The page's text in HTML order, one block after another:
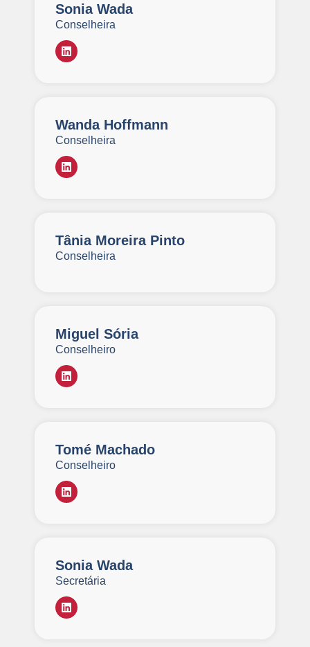
Sonia Wada
Conselheira
Wanda Hoffmann
Conselheira
Tânia Moreira Pinto
Conselheira
Miguel Sória
Conselheiro
Tomé Machado
Conselheiro
Sonia Wada
Secretária